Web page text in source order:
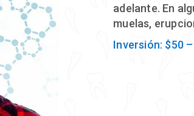
adelante. En
muelas,
Inversión: $50